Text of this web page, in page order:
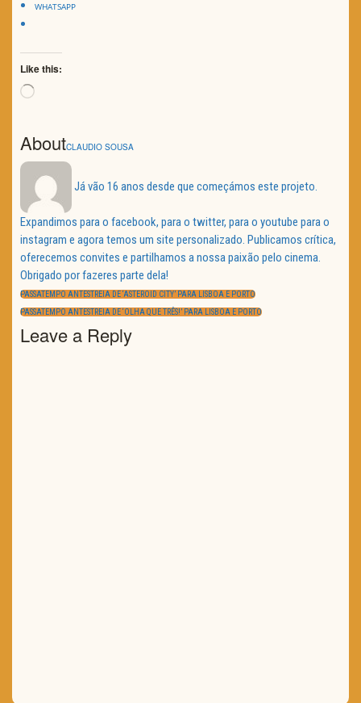
WHATSAPP
Like this:
Loading…
AboutCLAUDIO SOUSA
Já vão 16 anos desde que começámos este projeto.
Expandimos para o facebook, para o twitter, para o youtube para o
instagram e agora temos um site personalizado. Publicamos crítica,
oferecemos convites e partilhamos a nossa paixão pelo cinema.
Obrigado por fazeres parte dela!
Navegação
de
artigos
PREVIOUS
PASSATEMPO ANTESTREIA DE ‘ASTEROID CITY’ PARA LISBOA E PORTO
NEXT
PASSATEMPO ANTESTREIA DE ‘OLHA QUE TRÊS!’ PARA LISBOA E PORTO
Leave a Reply